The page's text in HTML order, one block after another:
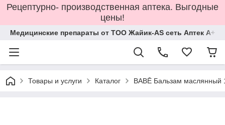
Рецептурно- производственная аптека. Выгодные
цены!
Медицинские препараты от ТОО Жайик-AS сеть Аптек А+
Товары и услуги Каталог BABĒ Бальзам маслянный